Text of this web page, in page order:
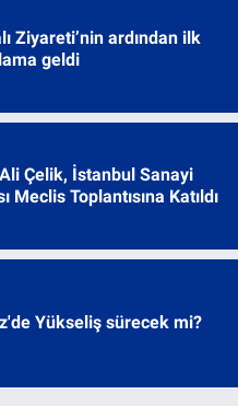
Ziyareti’nin ardından ilk
geldi
Çelik, İstanbul Sanayi
Meclis Toplantısına Katıldı
Yükseliş sürecek mi?